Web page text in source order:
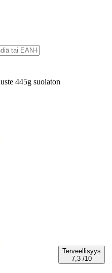
445g suolaton
Terveellisyys
7,3 /10